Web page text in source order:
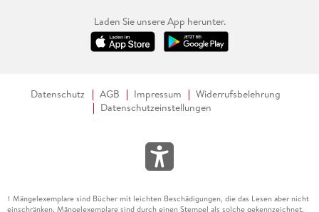
Laden Sie unsere App herunter.
Datenschutz AGB Impressum
Widerrufsbelehrung
Datenschutzeinstellungen
1 Mängelexemplare sind Bücher mit leichten Beschädigungen, die das Lesen aber nicht
einschränken. Mängelexemplare sind durch einen Stempel als solche gekennzeichnet.